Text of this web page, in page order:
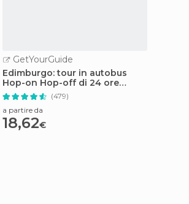
GetYourGuide
Edimburgo: tour in autobus
Hop-on Hop-off di 24 ore
adatto a tutta la famiglia
(479)
a partire da
18,62€